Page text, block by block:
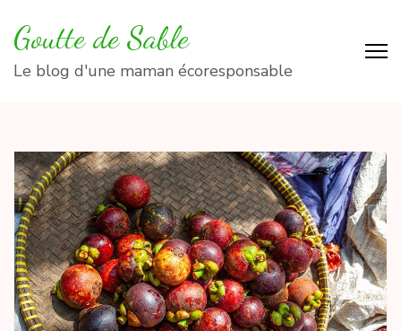
au
contenu
Goutte de Sable
Le blog d'une maman écoresponsable